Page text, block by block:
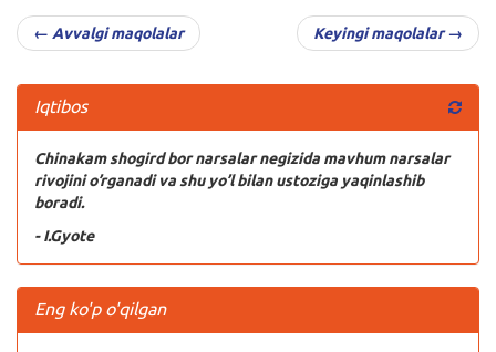
← Avvalgi maqolalar Keyingi maqolalar →
Iqtibos
Chinakam shogird bor narsalar negizida mavhum narsalar
rivojini o’rganadi va shu yo’l bilan ustoziga yaqinlashib
boradi.
- I.Gyote
Eng ko'p o'qilgan